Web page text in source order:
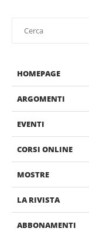
HOMEPAGE
ARGOMENTI
EVENTI
CORSI ONLINE
MOSTRE
LA RIVISTA
ABBONAMENTI